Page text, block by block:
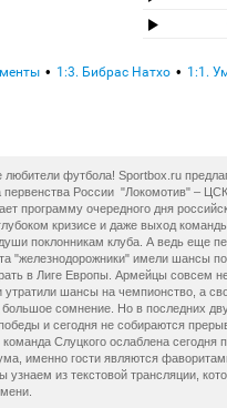
1:3. Бибрас Натхо 1:1.
футбола! Sportbox.ru
первенства России "Локомотив" –
программу очередного дня
кризисе и даже выход
поклонникам клуба. А ведь еще
"железнодорожники" имели шансы
в Лиге Европы. Армейцы совсем
утратили шансы на чемпионство, а
сомнение. Но в последних
и сегодня не собираются
Слуцкого ослаблена сегодня
именно гости являются
узнаем из текстовой трансляции,